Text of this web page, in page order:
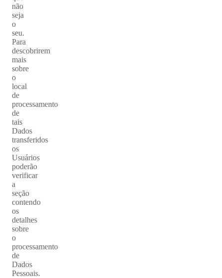
não
seja
o
seu.
Para
descobrirem
mais
sobre
o
local
de
processamento
de
tais
Dados
transferidos
os
Usuários
poderão
verificar
a
seção
contendo
os
detalhes
sobre
o
processamento
de
Dados
Pessoais.